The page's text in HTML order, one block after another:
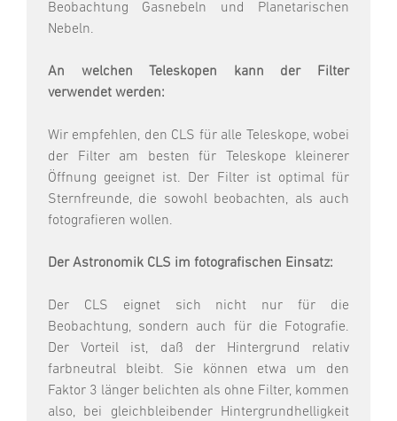
Beobachtung Gasnebeln und Planetarischen
Nebeln.
An welchen Teleskopen kann der Filter
verwendet werden:
Wir empfehlen, den CLS für alle Teleskope, wobei
der Filter am besten für Teleskope kleinerer
Öffnung geeignet ist. Der Filter ist optimal für
Sternfreunde, die sowohl beobachten, als auch
fotografieren wollen.
Der Astronomik CLS im fotografischen Einsatz:
Der CLS eignet sich nicht nur für die
Beobachtung, sondern auch für die Fotografie.
Der Vorteil ist, daß der Hintergrund relativ
farbneutral bleibt. Sie können etwa um den
Faktor 3 länger belichten als ohne Filter, kommen
also, bei gleichbleibender Hintergrundhelligkeit